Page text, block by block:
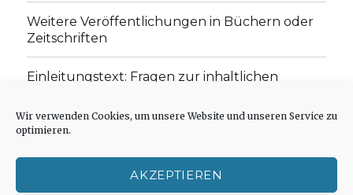
Wir verwenden Cookies, um unsere Website und unseren Service zu
optimieren.
AKZEPTIEREN
Weitere Veröffentlichungen in Büchern oder
Zeitschriften
Einleitungstext: Fragen zur inhaltlichen
„schwachen Glaubens“